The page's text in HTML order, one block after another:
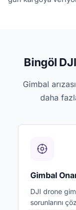
Bingöl
Gimbal
daha
Gimbal
DJI drone
sorunlarını